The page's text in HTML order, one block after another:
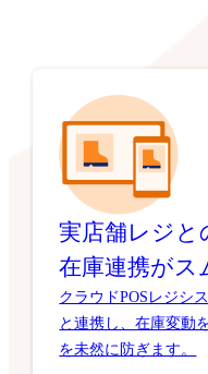
実店舗レジと
在庫連携がス
クラウドPOSレジシ
と連携し、在庫変動
を未然に防ぎます。